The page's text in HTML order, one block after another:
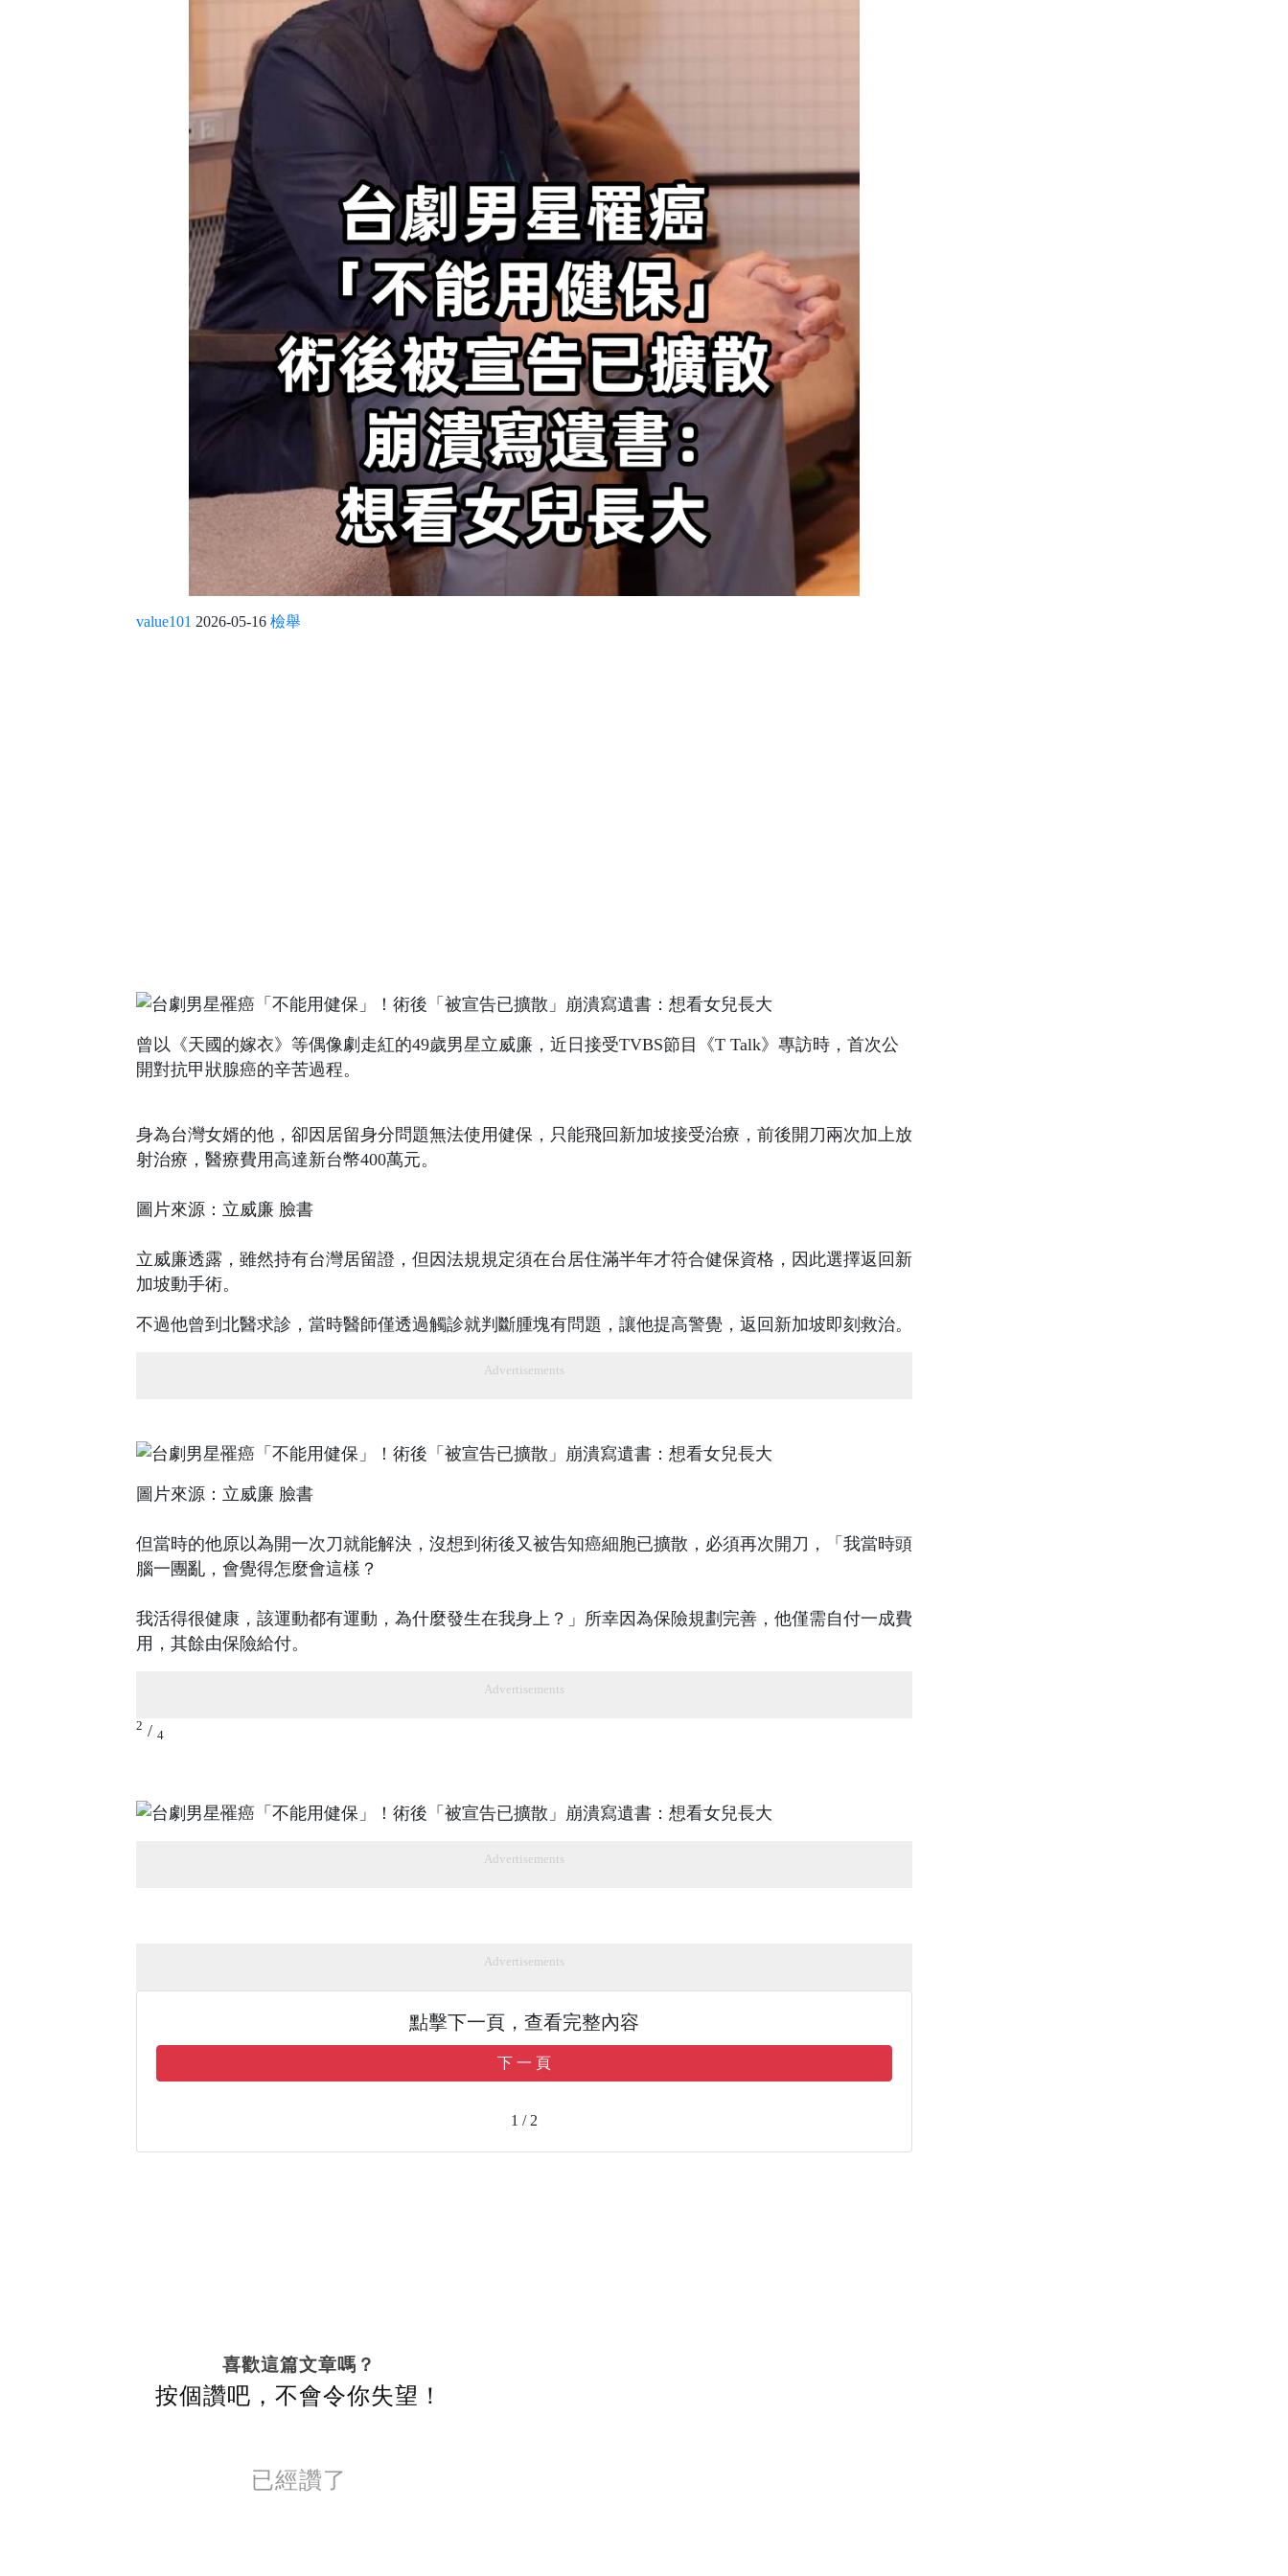
value101 2026-05-16 檢舉
曾以《天國的嫁衣》等偶像劇走紅的49歲男星立威廉，近日接受TVBS節目《T Talk》專訪時，首次公
開對抗甲狀腺癌的辛苦過程。
身為台灣女婿的他，卻因居留身分問題無法使用健保，只能飛回新加坡接受治療，前後開刀兩次加上放
射治療，醫療費用高達新台幣400萬元。
圖片來源：立威廉 臉書
立威廉透露，雖然持有台灣居留證，但因法規規定須在台居住滿半年才符合健保資格，因此選擇返回新
加坡動手術。
不過他曾到北醫求診，當時醫師僅透過觸診就判斷腫塊有問題，讓他提高警覺，返回新加坡即刻救治。
Advertisements
圖片來源：立威廉 臉書
但當時的他原以為開一次刀就能解決，沒想到術後又被告知癌細胞已擴散，必須再次開刀，「我當時頭
腦一團亂，會覺得怎麼會這樣？
我活得很健康，該運動都有運動，為什麼發生在我身上？」所幸因為保險規劃完善，他僅需自付一成費
用，其餘由保險給付。
Advertisements
2 / 4
Advertisements
Advertisements
點擊下一頁，查看完整內容
下 一 頁
1 / 2
喜歡這篇文章嗎？
按個讚吧，不會令你失望！
已經讚了